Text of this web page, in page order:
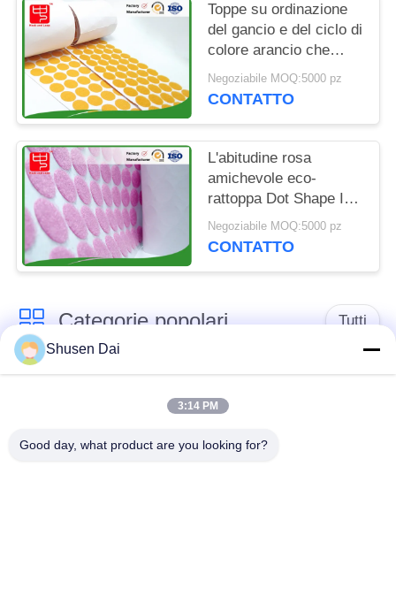
Toppe su ordinazione
del gancio e del ciclo di
colore arancio che
imballano in rotolo Eco
amichevole
Negoziabile MOQ:5000 pz
CONTATTO
L'abitudine rosa
amichevole eco-
rattoppa Dot Shape In
Rolls
Negoziabile MOQ:5000 pz
CONTATTO
Categorie popolari Tutti
gancio e nastro del
Gancio e ciclo di
plastica
Gancio e nastro
Toppe su ordinazione
Shusen Dai
3:14 PM
Good day, what product are you looking for?